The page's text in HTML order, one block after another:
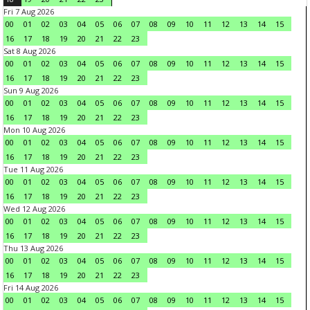
Fri 7 Aug 2026
00
01 02 03 04 05 06 07 08 09 10 11 12 13 14
15
16
17 18 19 20 21 22
23
Sat 8 Aug 2026
00
01 02 03 04 05 06 07 08 09 10 11 12 13 14
15
16
17 18 19 20 21 22
23
Sun 9 Aug 2026
00
01 02 03 04 05 06 07 08 09 10 11 12 13 14
15
16
17 18 19 20 21 22
23
Mon 10 Aug 2026
00
01 02 03 04 05 06 07 08 09 10 11 12 13 14
15
16
17 18 19 20 21 22
23
Tue 11 Aug 2026
00
01 02 03 04 05 06 07 08 09 10 11 12 13 14
15
16
17 18 19 20 21 22
23
Wed 12 Aug 2026
00
01 02 03 04 05 06 07 08 09 10 11 12 13 14
15
16
17 18 19 20 21 22
23
Thu 13 Aug 2026
00
01 02 03 04 05 06 07 08 09 10 11 12 13 14
15
16
17 18 19 20 21 22
23
Fri 14 Aug 2026
00
01 02 03 04 05 06 07 08 09 10 11 12 13 14
15